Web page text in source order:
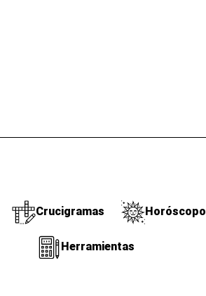
Crucigramas Horóscopo
Herramientas